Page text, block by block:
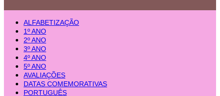
ALFABETIZAÇÃO
1º ANO
2º ANO
3º ANO
4º ANO
5º ANO
AVALIAÇÕES
DATAS COMEMORATIVAS
PORTUGUÊS